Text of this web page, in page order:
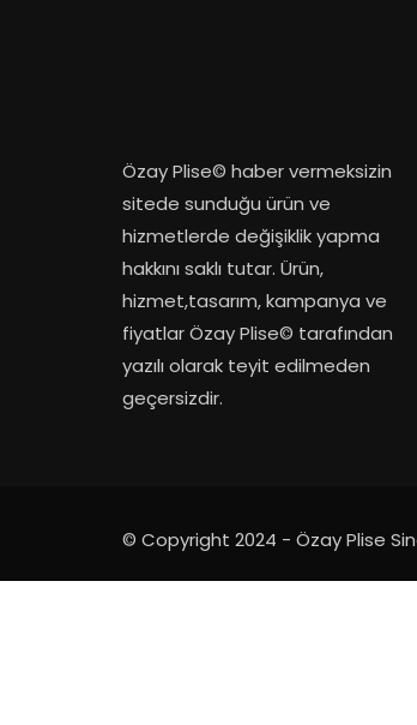
Özay Plise© haber vermeksizin
sitede sunduğu ürün ve
hizmetlerde değişiklik yapma
hakkını saklı tutar. Ürün,
hizmet,tasarım, kampanya ve
fiyatlar Özay Plise© tarafından
yazılı olarak teyit edilmeden
geçersizdir.
© Copyright 2024 - Özay Plise